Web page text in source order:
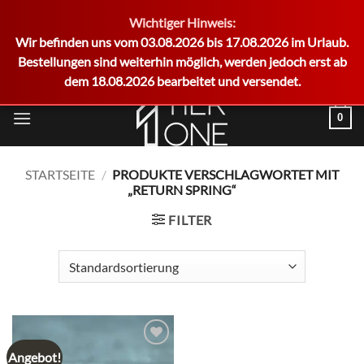
Wichtiger Hinweis:
Wir befinden uns vom 03.08.2026 bis 17.08.2026 im Urlaub.
Bestellungen sind weiterhin möglich, werden jedoch erst ab
dem 18.08.2026 bearbeitet und versendet.
Inhalt
0
STARTSEITE / PRODUKTE VERSCHLAGWORTET MIT
„RETURN SPRING“
FILTER
Angebot!